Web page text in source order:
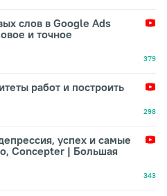
слов в Google Ads
и точное
379
работ и построить
298
успех и самые
Concepter | Большая
343